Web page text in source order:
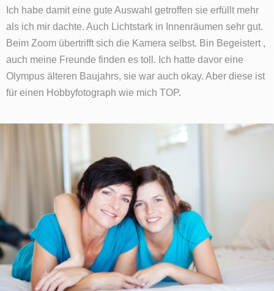
Ich habe damit eine gute Auswahl getroffen sie erfüllt mehr
als ich mir dachte. Auch Lichtstark in Innenräumen sehr gut.
Beim Zoom übertrifft sich die Kamera selbst. Bin Begeistert ,
auch meine Freunde finden es toll. Ich hatte davor eine
Olympus älteren Baujahrs, sie war auch okay. Aber diese ist
für einen Hobbyfotograph wie mich TOP.